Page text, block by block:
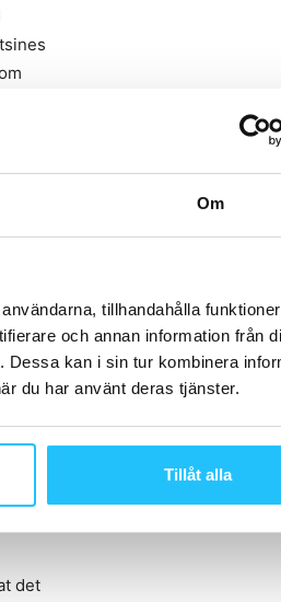
Om
tillhandahålla
och annan information från
kan i sin tur kombinera
du har använt deras tjänster.
Tillåt alla
att
vill
i
det